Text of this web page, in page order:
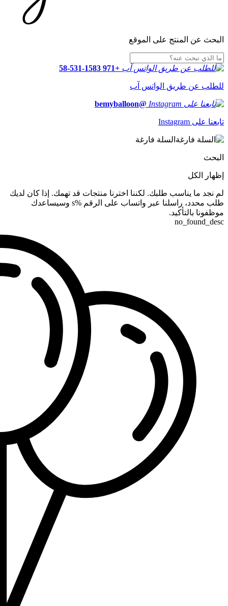
البحث عن المنتج على الموقع
+971 58-531-1583
للطلب عن طريق الواتس آب
@bemyballoon
تابعنا على Instagram
السلة فارغة
البحث
إظهار الكل
لم نجد ما يناسب طلبك. لكننا اخترنا منتجات قد تهمك. إذا كان لديك
طلب محدد، راسلنا عبر واتساب على الرقم %s وسيساعدك
موظفونا بالتأكيد.
no_found_desc